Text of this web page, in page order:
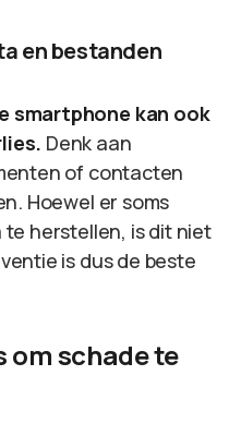
en bestanden
smartphone kan ook
Denk aan
of contacten
Hoewel er soms
herstellen, is dit niet
is dus de beste
om schade te